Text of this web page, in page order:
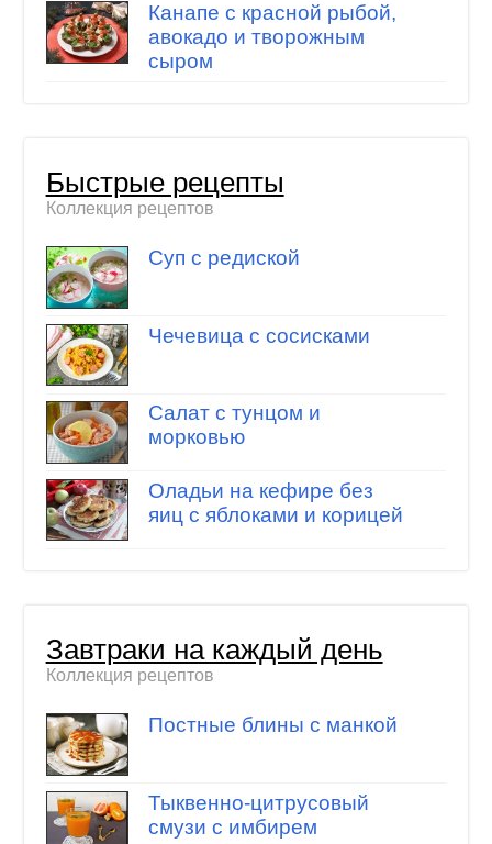
Канапе с красной рыбой,
авокадо и творожным
сыром
Быстрые рецепты
Коллекция рецептов
Суп с редиской
Чечевица с сосисками
Салат с тунцом и
морковью
Оладьи на кефире без
яиц с яблоками и корицей
Завтраки на каждый день
Коллекция рецептов
Постные блины с манкой
Тыквенно-цитрусовый
смузи с имбирем